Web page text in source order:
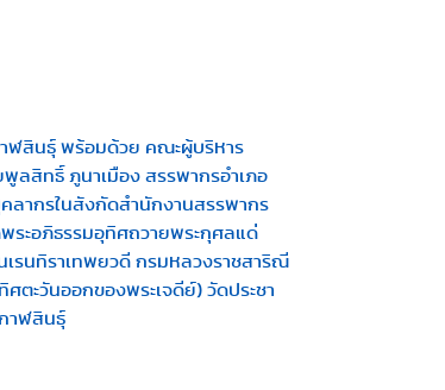
ฬสินธุ์ พร้อมด้วย คณะผู้บริหาร
ลสิทธิ์ ภูนาเมือง สรรพากรอำเภอ
ลากรในสังกัดสำนักงานสรรพากร
ระอภิธรรมอุทิศถวายพระกุศลแด่
เรนทิราเทพยวดี กรมหลวงราชสาริณี
ตะวันออกของพระเจดีย์) วัดประชา
าฬสินธุ์